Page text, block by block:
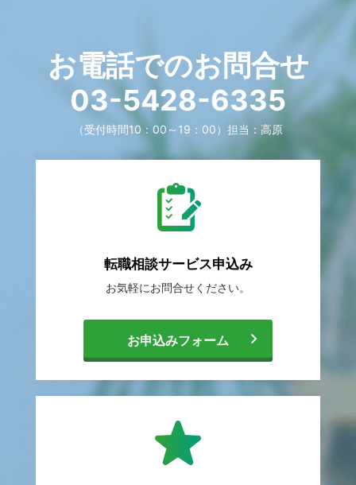
お電話でのお問合せ
03-5428-6335
（受付時間10：00～19：00） 担当：高原
転職相談サービス申込み
お気軽にお問合せください。
お申込みフォーム